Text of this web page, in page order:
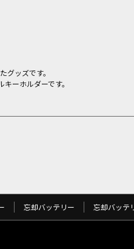
グッズです。
ーホルダーです。
忘却バッテリー 忘却バッテ